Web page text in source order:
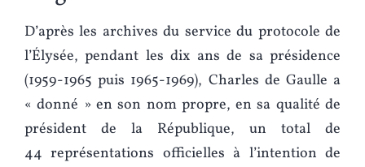
D’après les archives du service du protocole de
l’Élysée, pendant les dix ans de sa présidence
(1959-1965 puis 1965-1969), Charles de Gaulle a
« donné » en son nom propre, en sa qualité de
président de la République, un total de
44 représentations officielles à l’intention de